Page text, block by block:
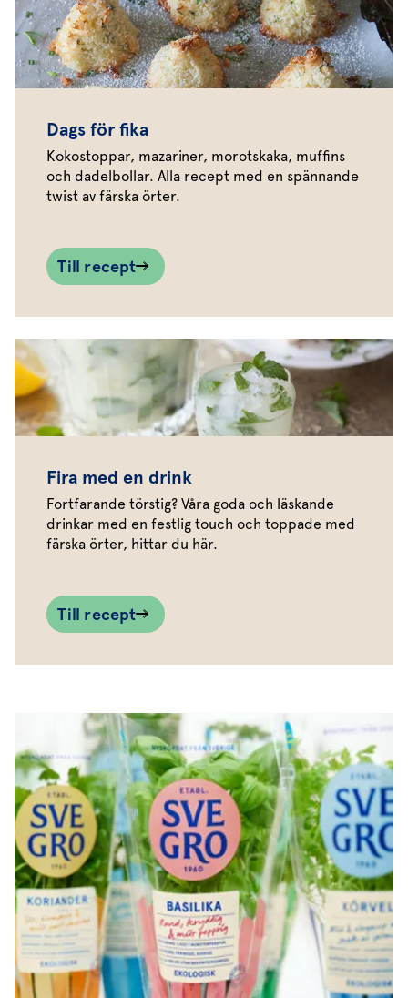
Dags för fika
Kokostoppar, mazariner, morotskaka, muffins
och dadelbollar. Alla recept med en spännande
twist av färska örter.
Till recept
Fira med en drink
Fortfarande törstig? Våra goda och läskande
drinkar med en festlig touch och toppade med
färska örter, hittar du här.
Till recept